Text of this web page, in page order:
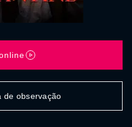
de observação